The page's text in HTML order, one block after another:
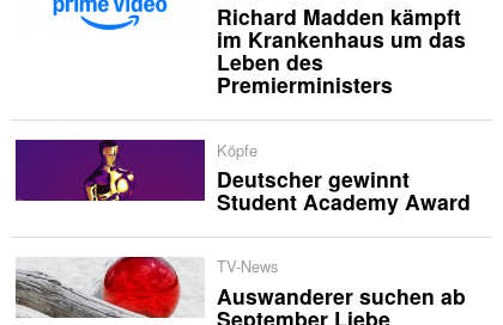
Richard Madden kämpft
im Krankenhaus um das
Leben des
Premierministers
Köpfe
Deutscher gewinnt
Student Academy Award
TV-News
Auswanderer suchen ab
September Liebe